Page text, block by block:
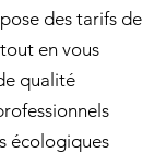
des tarifs de
en vous
qualité
écologiques